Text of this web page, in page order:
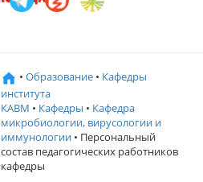
• Образование • Кафедры
института
КАВМ • Кафедры • Кафедра
микробиологии, вирусологии и
иммунологии • Персональный
состав педагогических работников
кафедры